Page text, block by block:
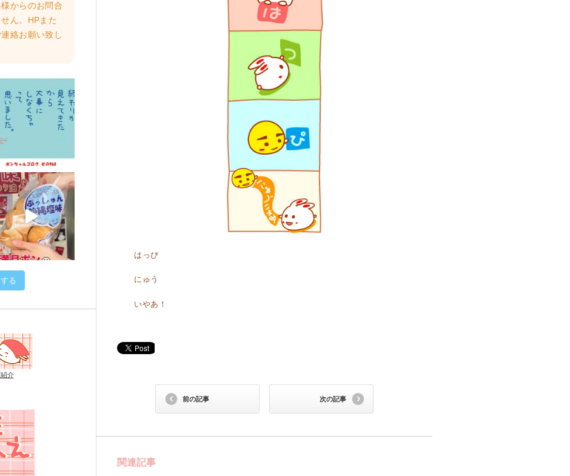
はっぴ
にゅう
いやあ！
前の記事 次の記事
関連記事
からのお問合
ん。HPまた
絡お願い致し
る
介